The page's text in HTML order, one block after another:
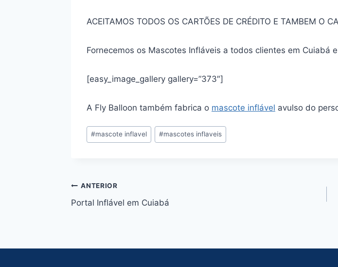
ACEITAMOS TODOS OS CARTÕES DE CRÉDITO E TAMBEM O
Fornecemos os Mascotes Infláveis a todos clientes em
[easy_image_gallery gallery=”373″]
A Fly Balloon também fabrica o mascote inflável avulso do
Tags
do
#mascote inflavel #mascotes inflaveis
Navegação
de
ANTERIOR
Portal Inflável em Cuiabá